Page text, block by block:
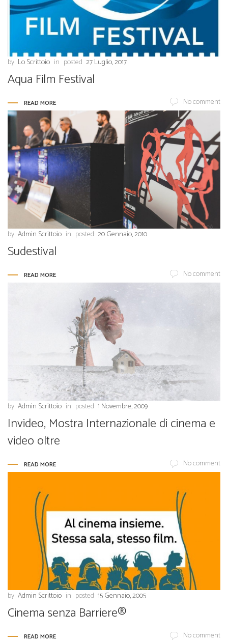
by Lo Scrittoio in posted 27 Luglio, 2017
Aqua Film Festival
READ MORE No comment
by Admin Scrittoio in posted 20 Gennaio, 2010
Sudestival
READ MORE No comment
by Admin Scrittoio in posted 1 Novembre, 2009
Invideo, Mostra Internazionale di cinema e
video oltre
READ MORE No comment
by Admin Scrittoio in posted 15 Gennaio, 2005
Cinema senza Barriere®
READ MORE No comment